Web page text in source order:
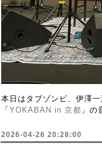
本日はタブゾンビ、伊澤
「 YOKABAN in 京都 」の
2026-04-26 20:28:00